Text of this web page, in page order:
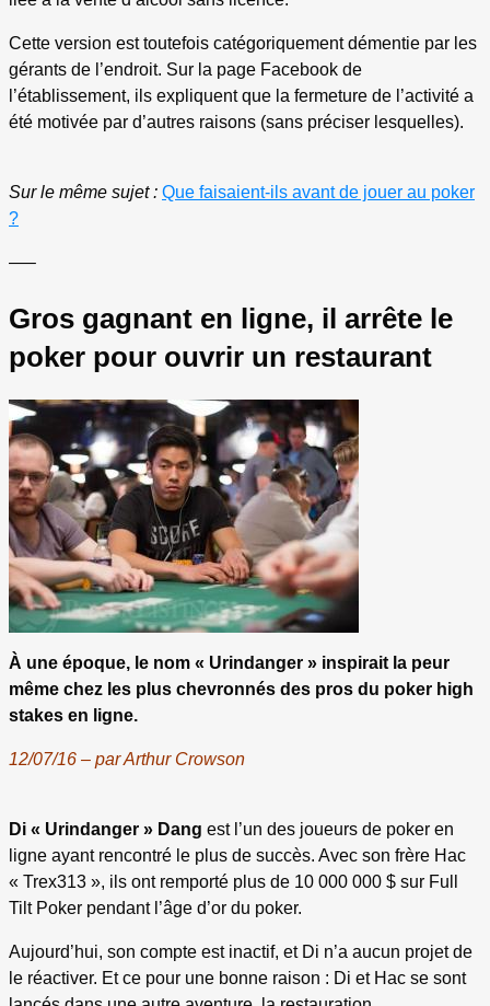
Cette version est toutefois catégoriquement démentie par les
gérants de l’endroit. Sur la page Facebook de
l’établissement, ils expliquent que la fermeture de l’activité a
été motivée par d’autres raisons (sans préciser lesquelles).
Sur le même sujet : Que faisaient-ils avant de jouer au poker
?
—–
Gros gagnant en ligne, il arrête le
poker pour ouvrir un restaurant
À une époque, le nom « Urindanger » inspirait la peur
même chez les plus chevronnés des pros du poker high
stakes en ligne.
12/07/16 – par Arthur Crowson
Di « Urindanger » Dang est l’un des joueurs de poker en
ligne ayant rencontré le plus de succès. Avec son frère Hac
« Trex313 », ils ont remporté plus de 10 000 000 $ sur Full
Tilt Poker pendant l’âge d’or du poker.
Aujourd’hui, son compte est inactif, et Di n’a aucun projet de
le réactiver. Et ce pour une bonne raison : Di et Hac se sont